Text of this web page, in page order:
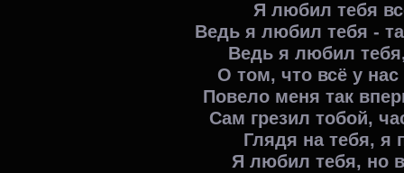
Я любил тебя
Ведь я любил тебя -
Ведь я любил
О том, что всё у
Повело меня так
Сам грезил тобой,
Глядя на тебя, я
Я любил тебя, но